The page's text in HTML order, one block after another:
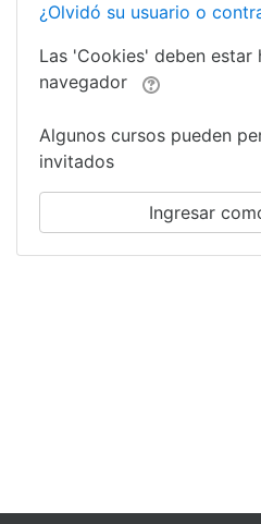
¿Olvidó su usuario o
Las 'Cookies' deben estar
navegador
Algunos cursos pueden
invitados
Ingresar